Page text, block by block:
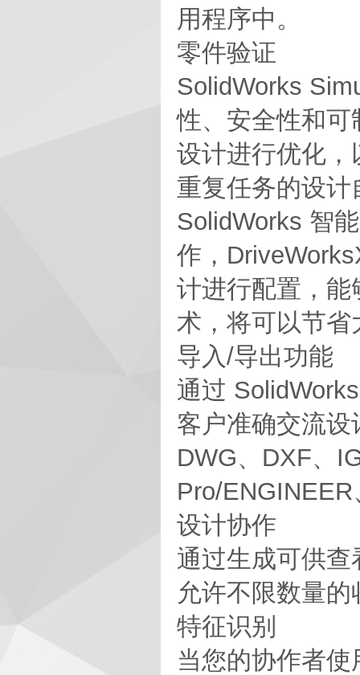
用程序中。
零件验证
SolidWorks
性、安全性和
设计进行优化
重复任务的设
SolidWorks 智
作，
计进行配置，
术，将可以节省
导入/导出功能
通过
客户准确交流
DWG、DXF、
Pro/
设计协作
通过生成可供
允许不限数量
特征识别
当您的协作者